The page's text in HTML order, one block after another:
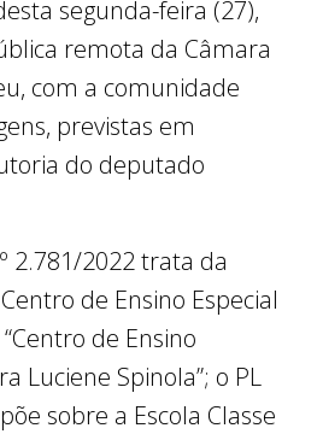
segunda-feira (27),
remota da Câmara
com a comunidade
previstas em
do deputado
2.781/2022 trata da
de Ensino Especial
de Ensino
Luciene Spinola”; o PL
sobre a Escola Classe